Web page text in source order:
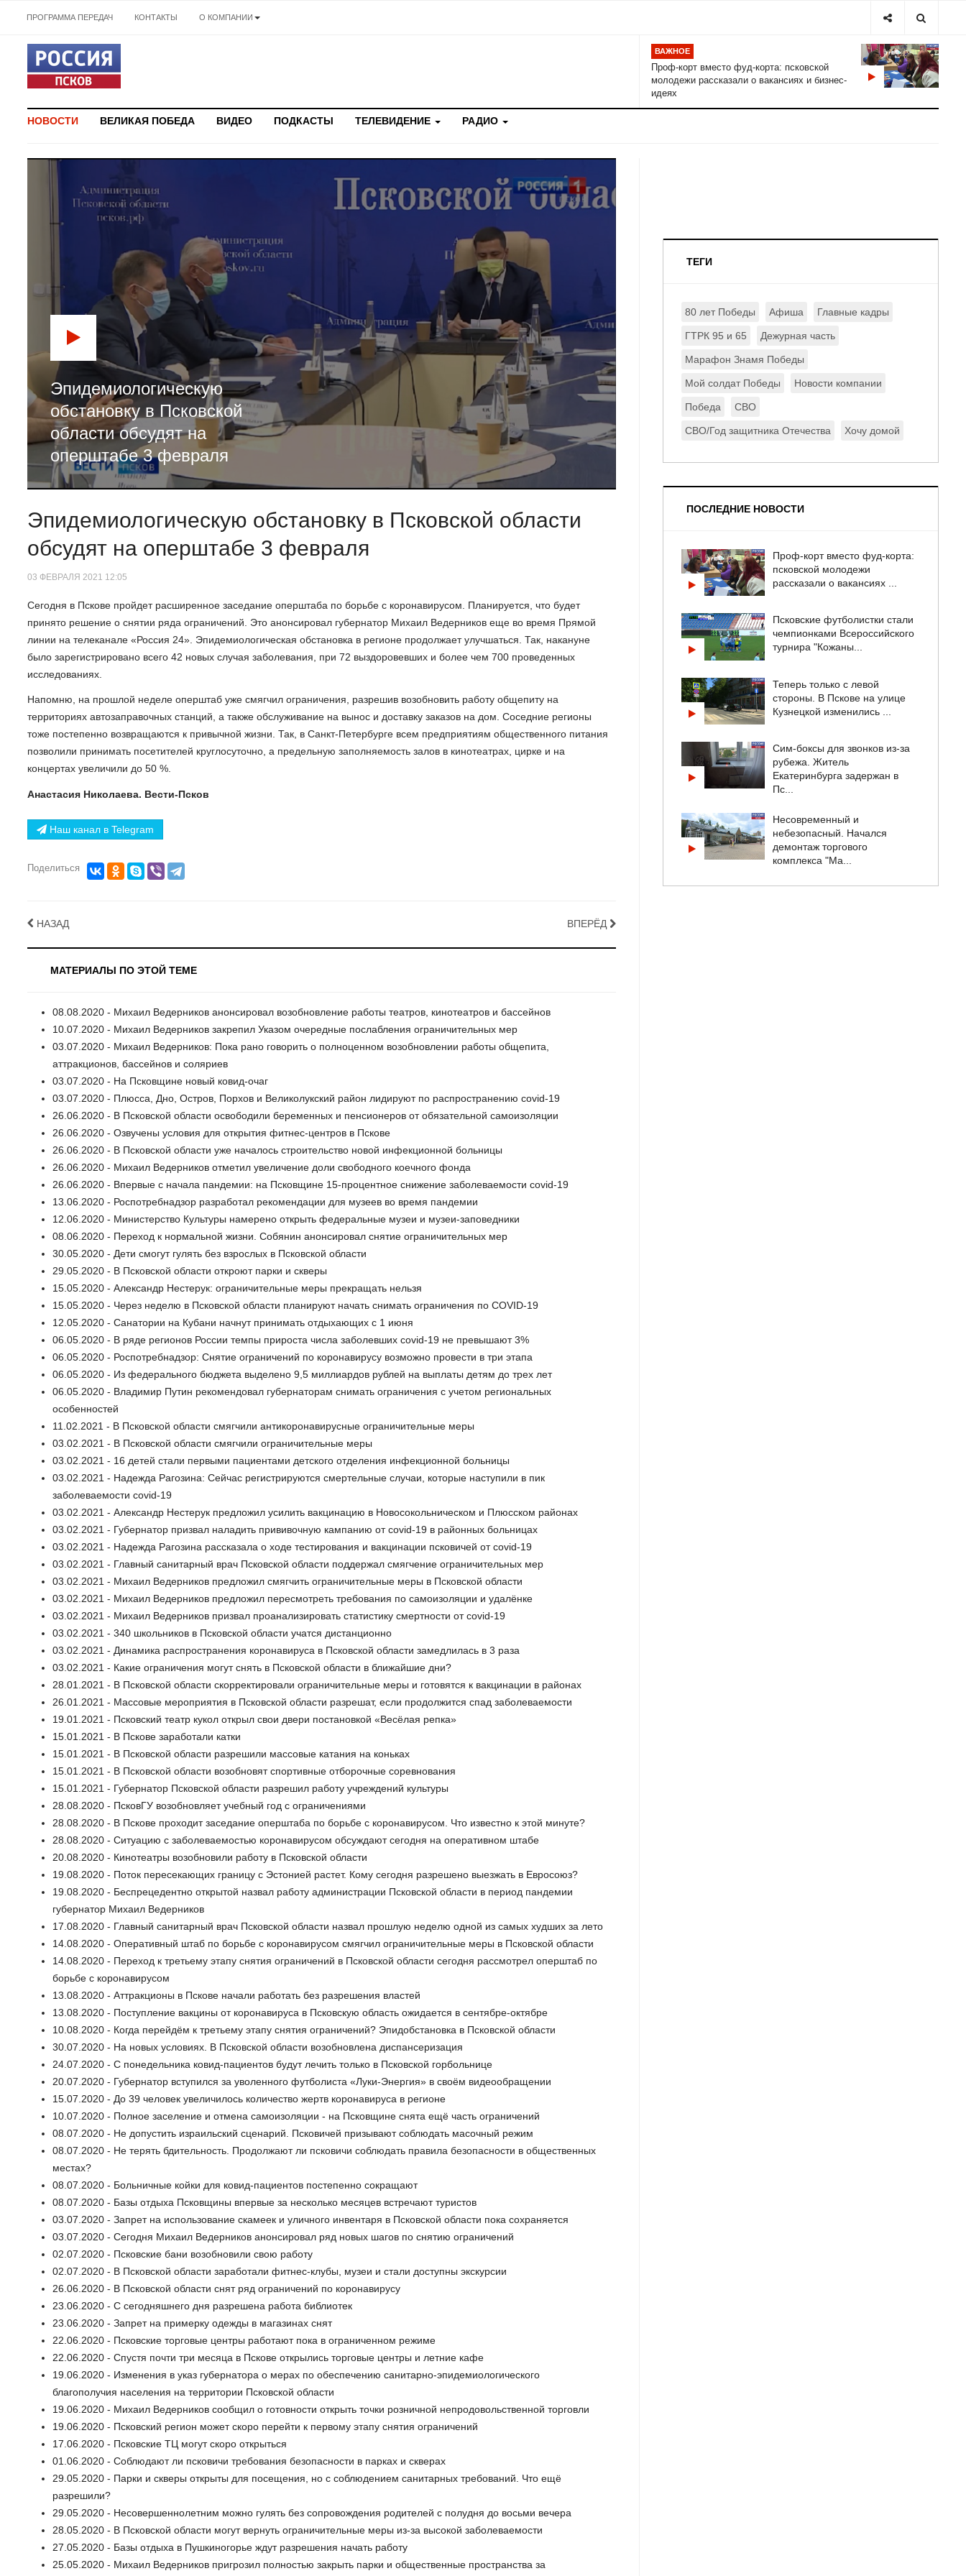
ПРОГРАММА ПЕРЕДАЧ КОНТАКТЫ О КОМПАНИИ
ВАЖНОЕ
Проф-корт вместо фуд-корта: псковской
молодежи рассказали о вакансиях и бизнес-
идеях
НОВОСТИ ВЕЛИКАЯ ПОБЕДА ВИДЕО ПОДКАСТЫ ТЕЛЕВИДЕНИЕ РАДИО
Эпидемиологическую
обстановку в Псковской
области обсудят на
оперштабе 3 февраля
Эпидемиологическую обстановку в Псковской области
обсудят на оперштабе 3 февраля
03 ФЕВРАЛЯ 2021 12:05
Сегодня в Пскове пройдет расширенное заседание оперштаба по борьбе с коронавирусом. Планируется, что будет
принято решение о снятии ряда ограничений. Это анонсировал губернатор Михаил Ведерников еще во время Прямой
линии на телеканале «Россия 24». Эпидемиологическая обстановка в регионе продолжает улучшаться. Так, накануне
было зарегистрировано всего 42 новых случая заболевания, при 72 выздоровевших и более чем 700 проведенных
исследованиях.
Напомню, на прошлой неделе оперштаб уже смягчил ограничения, разрешив возобновить работу общепиту на
территориях автозаправочных станций, а также обслуживание на вынос и доставку заказов на дом. Соседние регионы
тоже постепенно возвращаются к привычной жизни. Так, в Санкт-Петербурге всем предприятиям общественного питания
позволили принимать посетителей круглосуточно, а предельную заполняемость залов в кинотеатрах, цирке и на
концертах увеличили до 50 %.
Анастасия Николаева. Вести-Псков
Наш канал в Telegram
Поделиться
НАЗАД ВПЕРЁД
МАТЕРИАЛЫ ПО ЭТОЙ ТЕМЕ
08.08.2020 - Михаил Ведерников анонсировал возобновление работы театров, кинотеатров и бассейнов
10.07.2020 - Михаил Ведерников закрепил Указом очередные послабления ограничительных мер
03.07.2020 - Михаил Ведерников: Пока рано говорить о полноценном возобновлении работы общепита,
аттракционов, бассейнов и соляриев
03.07.2020 - На Псковщине новый ковид-очаг
03.07.2020 - Плюсса, Дно, Остров, Порхов и Великолукский район лидируют по распространению covid-19
26.06.2020 - В Псковской области освободили беременных и пенсионеров от обязательной самоизоляции
26.06.2020 - Озвучены условия для открытия фитнес-центров в Пскове
26.06.2020 - В Псковской области уже началось строительство новой инфекционной больницы
26.06.2020 - Михаил Ведерников отметил увеличение доли свободного коечного фонда
26.06.2020 - Впервые с начала пандемии: на Псковщине 15-процентное снижение заболеваемости covid-19
13.06.2020 - Роспотребнадзор разработал рекомендации для музеев во время пандемии
12.06.2020 - Министерство Культуры намерено открыть федеральные музеи и музеи-заповедники
08.06.2020 - Переход к нормальной жизни. Собянин анонсировал снятие ограничительных мер
30.05.2020 - Дети смогут гулять без взрослых в Псковской области
29.05.2020 - В Псковской области откроют парки и скверы
15.05.2020 - Александр Нестерук: ограничительные меры прекращать нельзя
15.05.2020 - Через неделю в Псковской области планируют начать снимать ограничения по COVID-19
12.05.2020 - Санатории на Кубани начнут принимать отдыхающих с 1 июня
06.05.2020 - В ряде регионов России темпы прироста числа заболевших covid-19 не превышают 3%
06.05.2020 - Роспотребнадзор: Снятие ограничений по коронавирусу возможно провести в три этапа
06.05.2020 - Из федерального бюджета выделено 9,5 миллиардов рублей на выплаты детям до трех лет
06.05.2020 - Владимир Путин рекомендовал губернаторам снимать ограничения с учетом региональных
особенностей
11.02.2021 - В Псковской области смягчили антикоронавирусные ограничительные меры
03.02.2021 - В Псковской области смягчили ограничительные меры
03.02.2021 - 16 детей стали первыми пациентами детского отделения инфекционной больницы
03.02.2021 - Надежда Рагозина: Сейчас регистрируются смертельные случаи, которые наступили в пик
заболеваемости covid-19
03.02.2021 - Александр Нестерук предложил усилить вакцинацию в Новосокольническом и Плюсском районах
03.02.2021 - Губернатор призвал наладить прививочную кампанию от covid-19 в районных больницах
03.02.2021 - Надежда Рагозина рассказала о ходе тестирования и вакцинации псковичей от covid-19
03.02.2021 - Главный санитарный врач Псковской области поддержал смягчение ограничительных мер
03.02.2021 - Михаил Ведерников предложил смягчить ограничительные меры в Псковской области
03.02.2021 - Михаил Ведерников предложил пересмотреть требования по самоизоляции и удалёнке
03.02.2021 - Михаил Ведерников призвал проанализировать статистику смертности от covid-19
03.02.2021 - 340 школьников в Псковской области учатся дистанционно
03.02.2021 - Динамика распространения коронавируса в Псковской области замедлилась в 3 раза
03.02.2021 - Какие ограничения могут снять в Псковской области в ближайшие дни?
28.01.2021 - В Псковской области скорректировали ограничительные меры и готовятся к вакцинации в районах
26.01.2021 - Массовые мероприятия в Псковской области разрешат, если продолжится спад заболеваемости
19.01.2021 - Псковский театр кукол открыл свои двери постановкой «Весёлая репка»
15.01.2021 - В Пскове заработали катки
15.01.2021 - В Псковской области разрешили массовые катания на коньках
15.01.2021 - В Псковской области возобновят спортивные отборочные соревнования
15.01.2021 - Губернатор Псковской области разрешил работу учреждений культуры
28.08.2020 - ПсковГУ возобновляет учебный год с ограничениями
28.08.2020 - В Пскове проходит заседание оперштаба по борьбе с коронавирусом. Что известно к этой минуте?
28.08.2020 - Ситуацию с заболеваемостью коронавирусом обсуждают сегодня на оперативном штабе
20.08.2020 - Кинотеатры возобновили работу в Псковской области
19.08.2020 - Поток пересекающих границу с Эстонией растет. Кому сегодня разрешено выезжать в Евросоюз?
19.08.2020 - Беспрецедентно открытой назвал работу администрации Псковской области в период пандемии
губернатор Михаил Ведерников
17.08.2020 - Главный санитарный врач Псковской области назвал прошлую неделю одной из самых худших за лето
14.08.2020 - Оперативный штаб по борьбе с коронавирусом смягчил ограничительные меры в Псковской области
14.08.2020 - Переход к третьему этапу снятия ограничений в Псковской области сегодня рассмотрел оперштаб по
борьбе с коронавирусом
13.08.2020 - Аттракционы в Пскове начали работать без разрешения властей
13.08.2020 - Поступление вакцины от коронавируса в Псковскую область ожидается в сентябре-октябре
10.08.2020 - Когда перейдём к третьему этапу снятия ограничений? Эпидобстановка в Псковской области
30.07.2020 - На новых условиях. В Псковской области возобновлена диспансеризация
24.07.2020 - С понедельника ковид-пациентов будут лечить только в Псковской горбольнице
20.07.2020 - Губернатор вступился за уволенного футболиста «Луки-Энергия» в своём видеообращении
15.07.2020 - До 39 человек увеличилось количество жертв коронавируса в регионе
10.07.2020 - Полное заселение и отмена самоизоляции - на Псковщине снята ещё часть ограничений
08.07.2020 - Не допустить израильский сценарий. Псковичей призывают соблюдать масочный режим
08.07.2020 - Не терять бдительность. Продолжают ли псковичи соблюдать правила безопасности в общественных
местах?
08.07.2020 - Больничные койки для ковид-пациентов постепенно сокращают
08.07.2020 - Базы отдыха Псковщины впервые за несколько месяцев встречают туристов
03.07.2020 - Запрет на использование скамеек и уличного инвентаря в Псковской области пока сохраняется
03.07.2020 - Сегодня Михаил Ведерников анонсировал ряд новых шагов по снятию ограничений
02.07.2020 - Псковские бани возобновили свою работу
02.07.2020 - В Псковской области заработали фитнес-клубы, музеи и стали доступны экскурсии
26.06.2020 - В Псковской области снят ряд ограничений по коронавирусу
23.06.2020 - С сегодняшнего дня разрешена работа библиотек
23.06.2020 - Запрет на примерку одежды в магазинах снят
22.06.2020 - Псковские торговые центры работают пока в ограниченном режиме
22.06.2020 - Спустя почти три месяца в Пскове открылись торговые центры и летние кафе
19.06.2020 - Изменения в указ губернатора о мерах по обеспечению санитарно-эпидемиологического
благополучия населения на территории Псковской области
19.06.2020 - Михаил Ведерников сообщил о готовности открыть точки розничной непродовольственной торговли
19.06.2020 - Псковский регион может скоро перейти к первому этапу снятия ограничений
17.06.2020 - Псковские ТЦ могут скоро открыться
01.06.2020 - Соблюдают ли псковичи требования безопасности в парках и скверах
29.05.2020 - Парки и скверы открыты для посещения, но с соблюдением санитарных требований. Что ещё
разрешили?
29.05.2020 - Несовершеннолетним можно гулять без сопровождения родителей с полудня до восьми вечера
28.05.2020 - В Псковской области могут вернуть ограничительные меры из-за высокой заболеваемости
27.05.2020 - Базы отдыха в Пушкиногорье ждут разрешения начать работу
25.05.2020 - Михаил Ведерников пригрозил полностью закрыть парки и общественные пространства за
ТЕГИ
80 лет Победы Афиша Главные кадры
ГТРК 95 и 65 Дежурная часть
Марафон Знамя Победы
Мой солдат Победы Новости компании
Победа СВО
СВО/Год защитника Отечества Хочу домой
ПОСЛЕДНИЕ НОВОСТИ
Проф-корт вместо фуд-корта:
псковской молодежи
рассказали о вакансиях ...
Псковские футболистки стали
чемпионками Всероссийского
турнира "Кожаны...
Теперь только с левой
стороны. В Пскове на улице
Кузнецкой изменились ...
Сим-боксы для звонков из-за
рубежа. Житель
Екатеринбурга задержан в
Пс...
Несовременный и
небезопасный. Начался
демонтаж торгового
комплекса "Ма...